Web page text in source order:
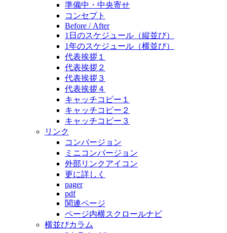
準備中・中央寄せ
コンセプト
Before / After
1日のスケジュール（縦並び）
1年のスケジュール（横並び）
代表挨拶１
代表挨拶２
代表挨拶３
代表挨拶４
キャッチコピー１
キャッチコピー２
キャッチコピー３
リンク
コンバージョン
ミニコンバージョン
外部リンクアイコン
更に詳しく
pager
pdf
関連ページ
ページ内横スクロールナビ
横並びカラム